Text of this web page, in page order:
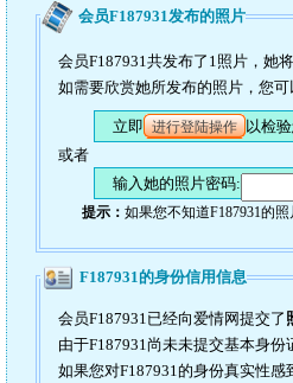
会员F187931发布的照片
会员F187931共发布了1照片，她
如需要欣赏她所发布的照片，您可
立即 进行登陆操作 以检
或者
输入她的照片密码:
提示： 如果您不知道F187931的
F187931的身份信用信息
会员F187931已经向爱情网提交了
由于F187931尚未未提交基本身
如果您对F187931的身份真实性